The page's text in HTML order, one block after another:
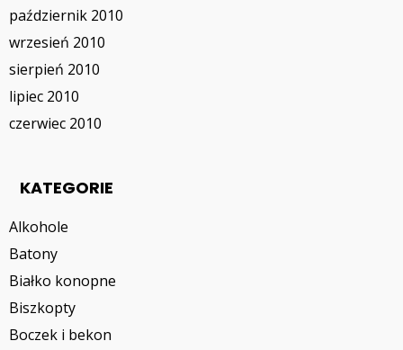
październik 2010
wrzesień 2010
sierpień 2010
lipiec 2010
czerwiec 2010
KATEGORIE
Alkohole
Batony
Białko konopne
Biszkopty
Boczek i bekon